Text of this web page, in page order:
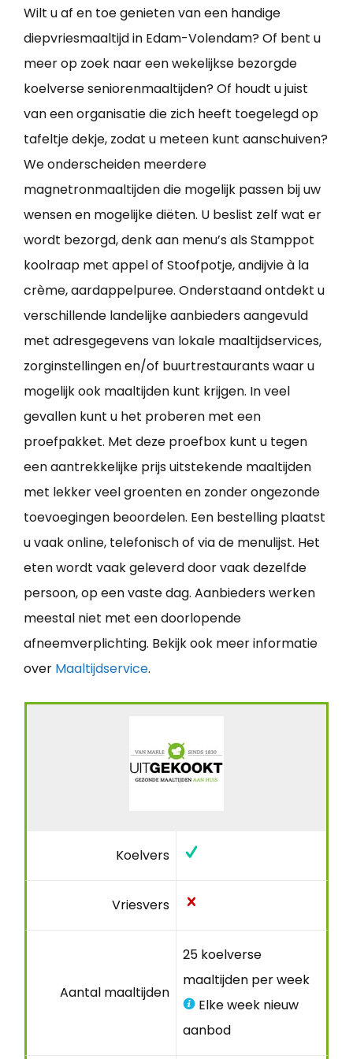
Wilt u af en toe genieten van een handige
diepvriesmaaltijd in Edam-Volendam? Of bent u
meer op zoek naar een wekelijkse bezorgde
koelverse seniorenmaaltijden? Of houdt u juist
van een organisatie die zich heeft toegelegd op
tafeltje dekje, zodat u meteen kunt aanschuiven?
We onderscheiden meerdere
magnetronmaaltijden die mogelijk passen bij uw
wensen en mogelijke diëten. U beslist zelf wat er
wordt bezorgd, denk aan menu’s als Stamppot
koolraap met appel of Stoofpotje, andijvie à la
crème, aardappelpuree. Onderstaand ontdekt u
verschillende landelijke aanbieders aangevuld
met adresgegevens van lokale maaltijdservices,
zorginstellingen en/of buurtrestaurants waar u
mogelijk ook maaltijden kunt krijgen. In veel
gevallen kunt u het proberen met een
proefpakket. Met deze proefbox kunt u tegen
een aantrekkelijke prijs uitstekende maaltijden
met lekker veel groenten en zonder ongezonde
toevoegingen beoordelen. Een bestelling plaatst
u vaak online, telefonisch of via de menulijst. Het
eten wordt vaak geleverd door vaak dezelfde
persoon, op een vaste dag. Aanbieders werken
meestal niet met een doorlopende
afneemverplichting. Bekijk ook meer informatie
over Maaltijdservice.
Koelvers
Vriesvers
Aantal maaltijden
25 koelverse
maaltijden per week
Elke week nieuw
aanbod